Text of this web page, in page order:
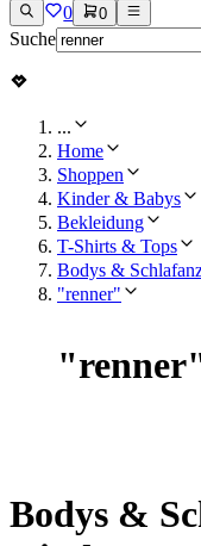
0 0
Suche
...
Home
Shoppen
Kinder & Babys
Bekleidung
T-Shirts & Tops
Bodys &
"renner"
"renner
Bodys &